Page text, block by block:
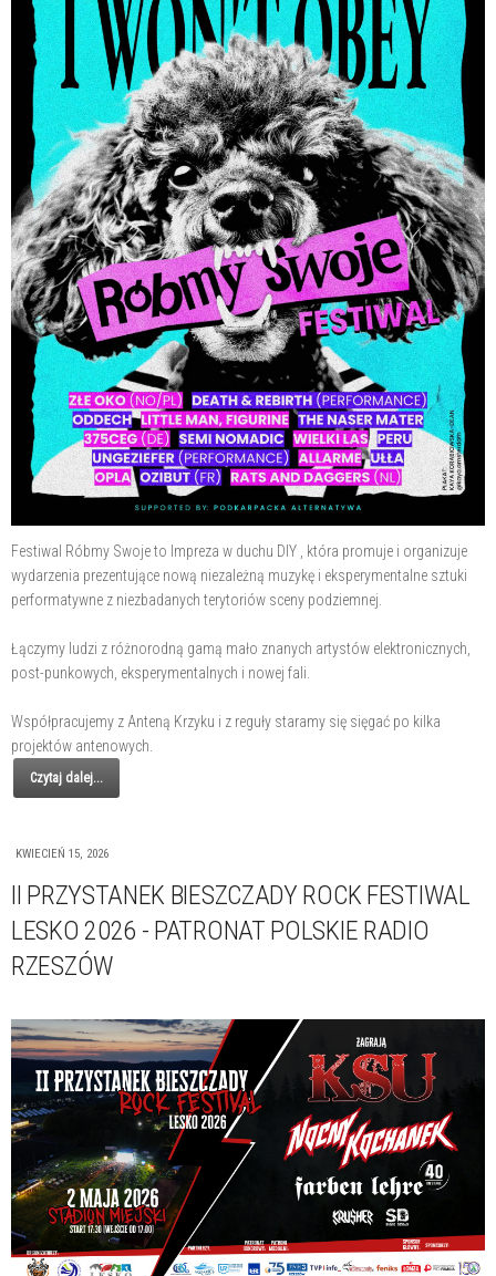
Festiwal Róbmy Swoje to Impreza w duchu DIY , która promuje i organizuje
wydarzenia prezentujące nową niezależną muzykę i eksperymentalne sztuki
performatywne z niezbadanych terytoriów sceny podziemnej.
Łączymy ludzi z różnorodną gamą mało znanych artystów elektronicznych,
post-punkowych, eksperymentalnych i nowej fali.
Współpracujemy z Anteną Krzyku i z reguły staramy się sięgać po kilka
projektów antenowych.
Czytaj dalej...
KWIECIEŃ 15, 2026
II PRZYSTANEK BIESZCZADY ROCK FESTIWAL
LESKO 2026 - PATRONAT POLSKIE RADIO
RZESZÓW